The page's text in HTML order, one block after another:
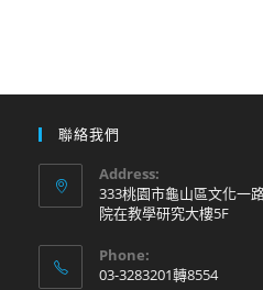
聯絡我們
Address:
333桃園市龜山區文化一
院在教學研究大樓5F
Phone:
03-3283201轉8554